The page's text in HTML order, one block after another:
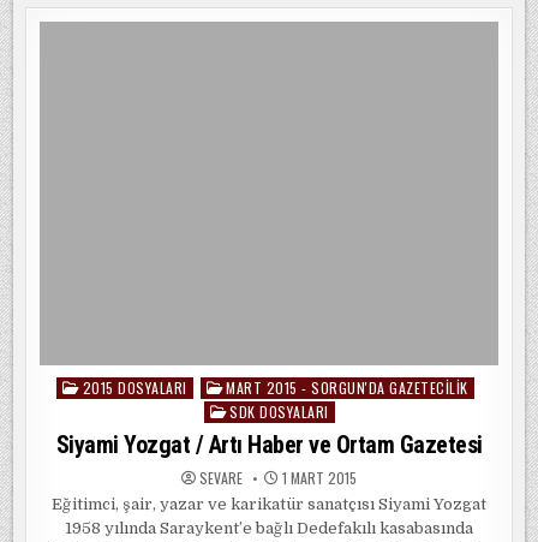
SELAM
GAZETESI
Posted
2015 DOSYALARI
MART 2015 - SORGUN'DA GAZETECILIK
SDK DOSYALARI
Siyami Yozgat / Artı Haber ve Ortam Gazetesi
SEVARE 1 MART 2015
Eğitimci, şair, yazar ve karikatür sanatçısı Siyami Yozgat
1958 yılında Saraykent’e bağlı Dedefakılı kasabasında